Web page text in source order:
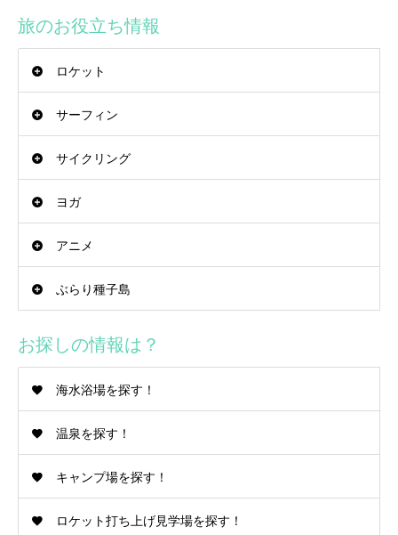
旅のお役立ち情報
ロケット
サーフィン
サイクリング
ヨガ
アニメ
ぶらり種子島
お探しの情報は？
海水浴場を探す！
温泉を探す！
キャンプ場を探す！
ロケット打ち上げ見学場を探す！